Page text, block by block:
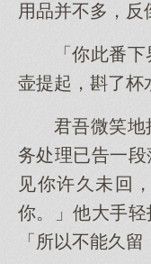
用品并不多，反
「你此番
壶提起，斟了杯
君吾微笑地
务处理已告一段
见你许久未回
你。」他大手轻
「所以不能久